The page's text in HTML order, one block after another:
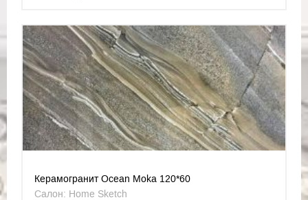
Керамогранит Ocean Moka 120*60
Салон: Home Sketch